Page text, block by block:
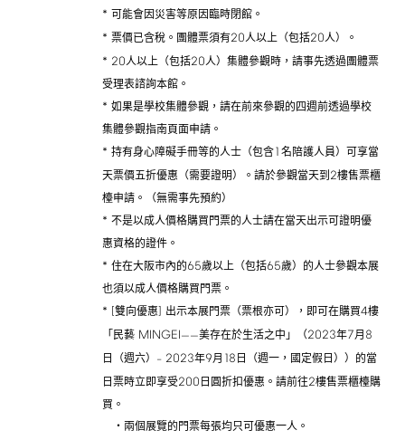
* 可能會因災害等原因臨時閉館。
* 票價已含稅。團體票須有20人以上（包括20人）。
* 20人以上（包括20人）集體參觀時，請事先透過團體票
受理表諮詢本館。
* 如果是學校集體參觀，請在前來參觀的四週前透過學校
集體參觀指南頁面申請。
* 持有身心障礙手冊等的人士（包含1 名陪護人員）可享當
天票價五折優惠（需要證明）。請於參觀當天到2樓售票櫃
檯申請。（無需事先預約）
* 不是以成人價格購買門票的人士請在當天出示可證明優
惠資格的證件。
* 住在大阪市內的65歲以上（包括65歲）的人士參觀本展
也須以成人價格購買門票。
* [雙向優惠] 出示本展門票（票根亦可），即可在購買4樓
「民藝 MINGEI——美存在於生活之中」（2023年7月 8
日（週六）– 2023年9月 18 日（週一，國定假日））的當
日票時立即享受200 日圓折扣優惠。請前往2樓售票櫃檯購
買。
・兩個展覽的門票每張均只可優惠一人。